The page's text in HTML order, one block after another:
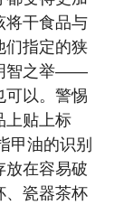
将干食品与
们指​​定的狭
智之举——
可以。警惕
上贴上标
甲油的识别
放在容易破
、瓷器茶杯